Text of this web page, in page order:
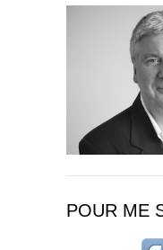
POUR ME